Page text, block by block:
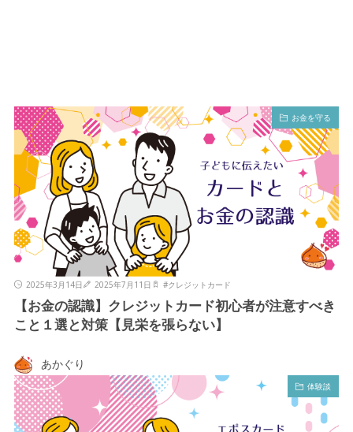
お金を守る
2025年3月14日 2025年7月11日 #クレジットカード
【お金の認識】クレジットカード初心者が注意すべき
こと１選と対策【見栄を張らない】
あかぐり
体験談